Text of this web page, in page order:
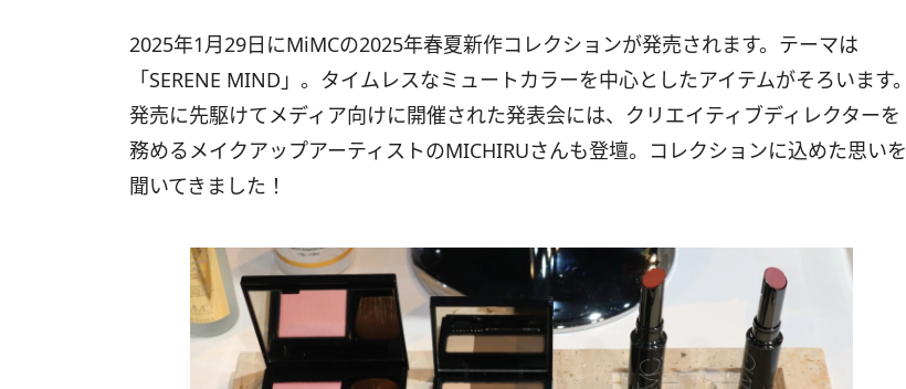
2025年1月29日にMiMCの2025年春夏新作コレクションが発売されます。テーマは
「SERENE MIND」。タイムレスなミュートカラーを中心としたアイテムがそろいます。
発売に先駆けてメディア向けに開催された発表会には、クリエイティブディレクターを
務めるメイクアップアーティストのMICHIRUさんも登壇。コレクションに込めた思いを
聞いてきました！